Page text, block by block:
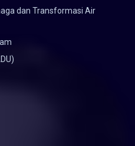
dan Transformasi Air